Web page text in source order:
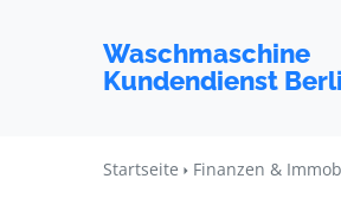
Waschmaschine
Kundendienst
Startseite Finanzen &